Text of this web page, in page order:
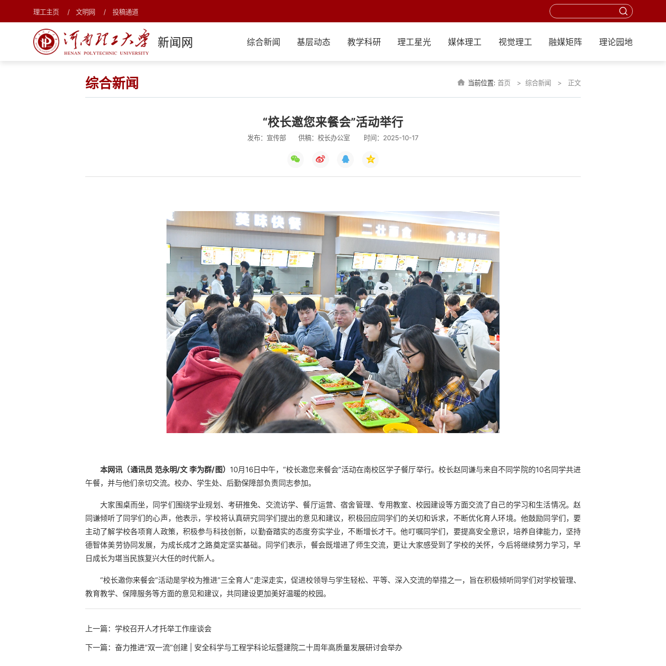
理工主页 文明网 投稿通道
新闻网 综合新闻 基层动态 教学科研 理工星光 媒体理工 视觉理工 融媒矩阵 理论园地
综合新闻 当前位置:首页 综合新闻 正文
“校长邀您来餐会”活动举行
发布：宣传部 供稿：校长办公室 时间：2025-10-17
本网讯（通讯员 范永明/文 李为群/图） 10月16日中午，“校长邀您来餐会”活动在南校区学子餐厅举行。校长赵同谦与来自不同学院的10名同学共进
午餐，并与他们亲切交流。校办、学生处、后勤保障部负责同志参加。
大家围桌而坐，同学们围绕学业规划、考研推免、交流访学、餐厅运营、宿舍管理、专用教室、校园建设等方面交流了自己的学习和生活情况。赵
同谦倾听了同学们的心声，他表示，学校将认真研究同学们提出的意见和建议，积极回应同学们的关切和诉求，不断优化育人环境。他鼓励同学们，要
主动了解学校各项育人政策，积极参与科技创新，以勤奋踏实的态度夯实学业，不断增长才干。他叮嘱同学们，要提高安全意识，培养自律能力，坚持
德智体美劳协同发展，为成长成才之路奠定坚实基础。同学们表示，餐会既增进了师生交流，更让大家感受到了学校的关怀，今后将继续努力学习，早
日成长为堪当民族复兴大任的时代新人。
“校长邀你来餐会”活动是学校为推进“三全育人”走深走实，促进校领导与学生轻松、平等、深入交流的举措之一，旨在积极倾听同学们对学校管理、
教育教学、保障服务等方面的意见和建议，共同建设更加美好温暖的校园。
上一篇： 学校召开人才托举工作座谈会
下一篇： 奋力推进“双一流”创建 | 安全科学与工程学科论坛暨建院二十周年高质量发展研讨会举办